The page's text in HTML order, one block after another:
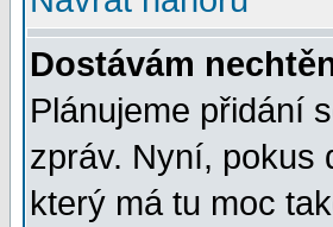
Dostávám
Plánujeme přidání
zpráv. Nyní, pokus
který má tu moc